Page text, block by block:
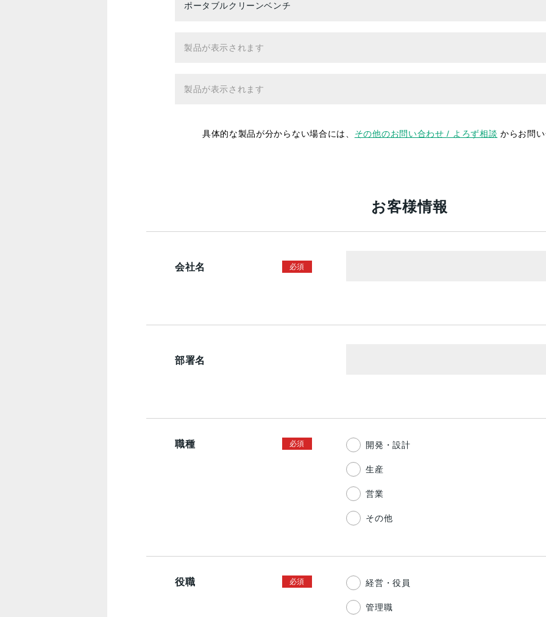
具体的な製品が分からない場合には、 その他のお問い合わせ / よろず相談 からお問
お客様情報
会社名
部署名
職種 開発・設計
生産
営業
その他
役職 経営・役員
管理職